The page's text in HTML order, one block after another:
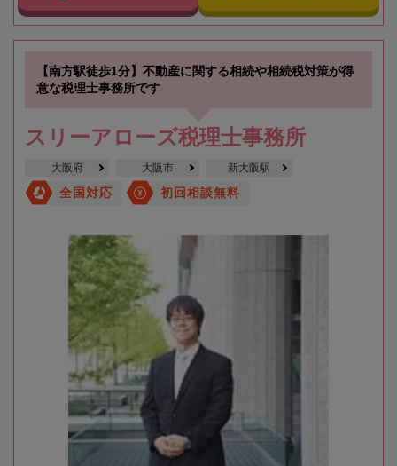
【南方駅徒歩1分】不動産に関する相続や相続税対策が得
意な税理士事務所です
スリーアローズ税理士事務所
大阪府 大阪市 新大阪駅
全国対応 初回相談無料